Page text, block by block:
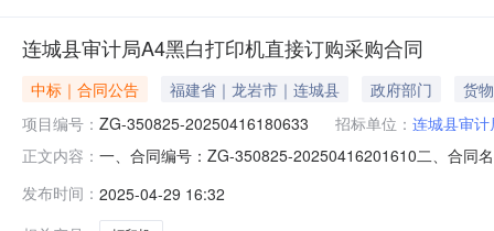
连城县审计局A4黑白打印机直接订购采购合同
中标｜合同公告 福建省｜龙岩市｜连城县 政府部门
货物
项目编号： ZG-350825-20250416180633 招标单位： 连城县审计
正文内容： 一、合同编号：ZG-350825-20250416201610二、合同
址：北城社区金色家园6号305联系方式：13959098521
发布时间： 2025-04-29 16:32